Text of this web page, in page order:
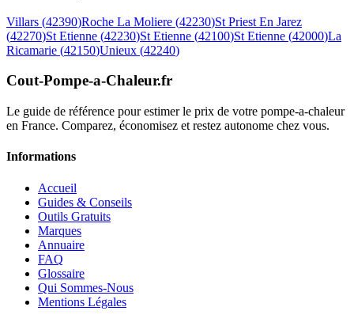
Villars (42390)Roche La Moliere (42230)St Priest En Jarez
(42270)St Etienne (42230)St Etienne (42100)St Etienne (42000)La
Ricamarie (42150)Unieux (42240)
Cout-Pompe-a-Chaleur.fr
Le guide de référence pour estimer le prix de votre pompe-a-chaleur
en France. Comparez, économisez et restez autonome chez vous.
Informations
Accueil
Guides & Conseils
Outils Gratuits
Marques
Annuaire
FAQ
Glossaire
Qui Sommes-Nous
Mentions Légales